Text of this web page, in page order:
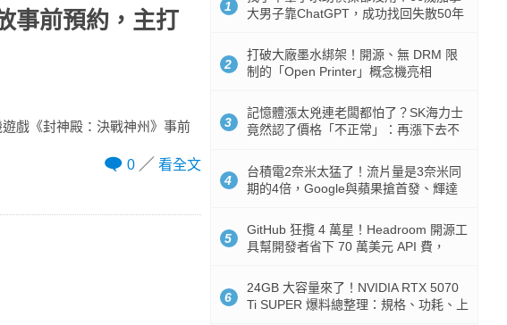
事前預約，主打
戲《封神殿：決戰神州》事前
0
看全文
1
大男子靠ChatGPT，成功找回失散50年
2
打破大廠墨水綁架！開源、無 DRM 限
制的「Open Printer」概念機亮相
3
記憶體漲太兇連老闆都怕了？SK海力士
竟然認了價格「不正常」：再漲下去不
4
台積電2奈米太猛了！流片量是3奈米同
期的4倍，Google與蘋果搶首發、輝達
5
GitHub 狂攬 4 萬星！Headroom 開源工
具幫開發者省下 70 萬美元 API 費，
6
24GB 大容量來了！NVIDIA RTX 5070
Ti SUPER 爆料總整理：規格、功耗、上